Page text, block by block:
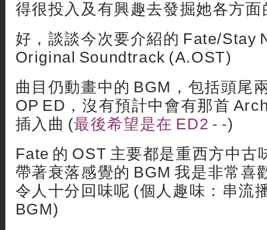
得很投入及有興趣去發掘她各方面
好，談談今次要介紹的 Fate/Stay
Original Soundtrack (A.OST)
曲目仍動畫中的 BGM，包括頭尾
OP ED，沒有預計中會有那首
插入曲 (最後希望是在 ED2 - -)
Fate 的 OST 主要都是重西方中古
帶著衰落感覺的 BGM 我是非常喜
令人十分回味呢 (個人趣味：串流
BGM)